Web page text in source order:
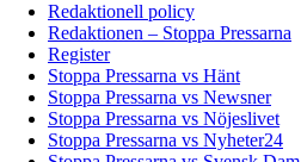
Redaktionell policy
Redaktionen – Stoppa Pressarna
Register
Stoppa Pressarna vs Hänt
Stoppa Pressarna vs Newsner
Stoppa Pressarna vs Nöjeslivet
Stoppa Pressarna vs Nyheter24